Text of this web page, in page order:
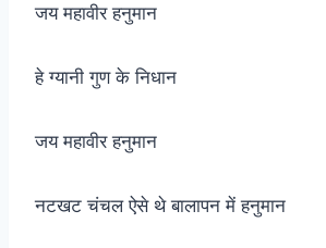
जय महावीर हनुमान
हे ग्यानी गुण के निधान
जय महावीर हनुमान
नटखट चंचल ऐसे थे बालापन में हनुमान